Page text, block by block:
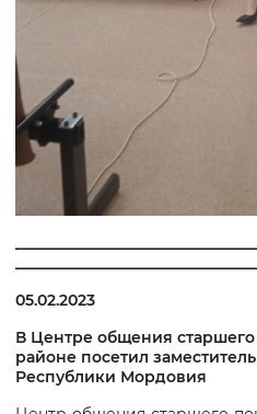
05.02.2023
В Центре общения
районе посетил
Республики Мордовия